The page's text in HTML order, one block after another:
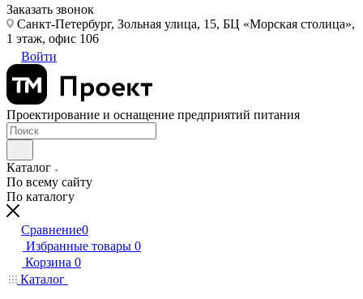
Заказать звонок
Санкт-Петербург, Зольная улица, 15, БЦ «Морская столица»,
1 этаж, офис 106
Войти
Проектирование и оснащение предприятий питания
Каталог
По всему сайту
По каталогу
Сравнение0
Избранные товары 0
Корзина 0
Каталог